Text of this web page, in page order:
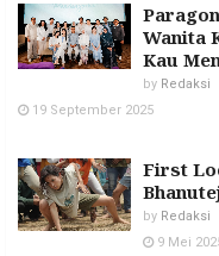
Wanita
Kau
by Redaksi
19 September 2025
First
by Redaksi
9 Mei